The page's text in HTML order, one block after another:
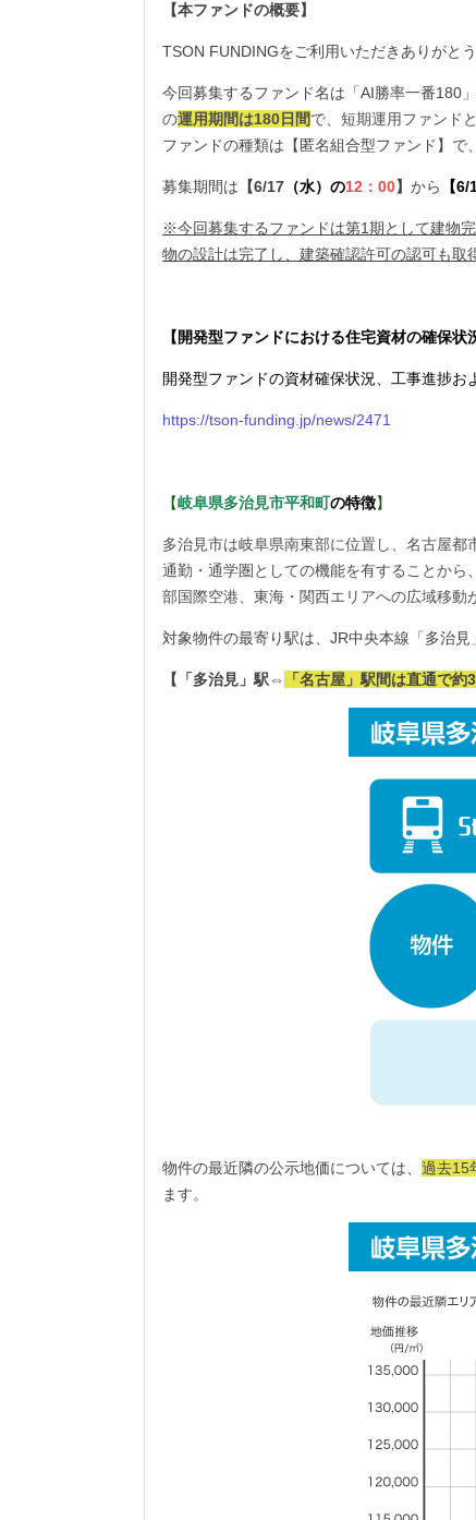
【本ファンドの概要】
TSON FUNDINGをご利用いただきありがとう
今回募集するファンド名は「AI勝率一番180
の運用期間は180日間で、短期運用ファンド
ファンドの種類は【匿名組合型ファンド】で
募集期間は 【6/17 （水）の12 ：00】 から 【
※今回募集するファンドは第1期として建物
物の設計は完了し、建築確認許可の認可も取
【開発型ファンドにおける住宅資材の確保状
開発型ファンドの資材確保状況、工事進捗お
https://tson-funding.jp/news/2471
【岐阜県多治見市平和町の特徴】
多治見市は岐阜県南東部に位置し、名古屋都
通勤・通学圏としての機能を有することか
部国際空港、東海・関西エリアへの広域移動
対象物件の最寄り駅は、JR中央本線「多治見
【「多治見」駅⇔ 「名古屋」駅間は直通で約
物件の最近隣の公示地価については、 過去15
ます。